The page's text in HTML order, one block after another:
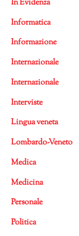
In Evidenza
Informatica
Informazione
Internazionale
Internazionale
Interviste
Lingua veneta
Lombardo-Veneto
Medica
Medicina
Personale
Politica